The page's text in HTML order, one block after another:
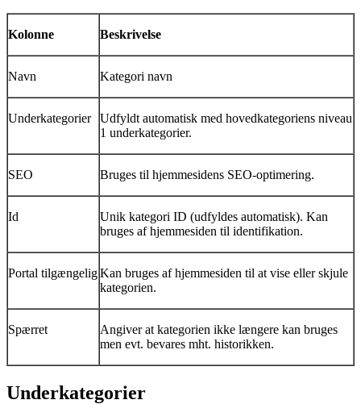
Kolonne Beskrivelse
Navn Kategori navn
Underkategorier
Udfyldt automatisk med hovedkategoriens niveau
1 underkategorier.
SEO Bruges til hjemmesidens SEO-optimering.
Id
Unik kategori ID (udfyldes automatisk). Kan
bruges af hjemmesiden til identifikation.
Portal tilgængeligKan bruges af hjemmesiden til at vise eller skjule
kategorien.
Spærret
Angiver at kategorien ikke længere kan bruges
men evt. bevares mht. historikken.
Underkategorier